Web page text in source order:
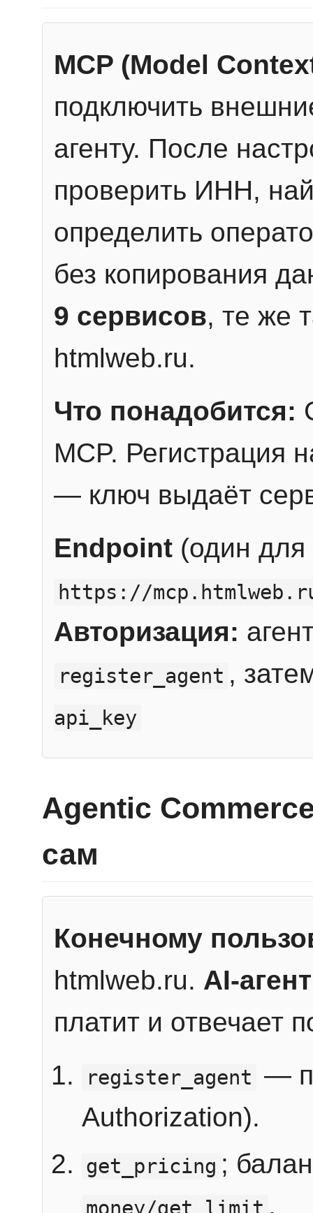
MCP (Model
подключить
агенту. После
проверить ИНН,
определить
без копирования
9 сервисов, те же
htmlweb.ru.
Что понадобится:
MCP. Регистрация
— ключ выдаёт
Endpoint (один для
https://
Авторизация:
register_agent ,
api_key
Agentic
сам
Конечному
htmlweb.ru. AI-агент
платит и отвечает
register_agent —
Authorization).
get_pricing ;
.